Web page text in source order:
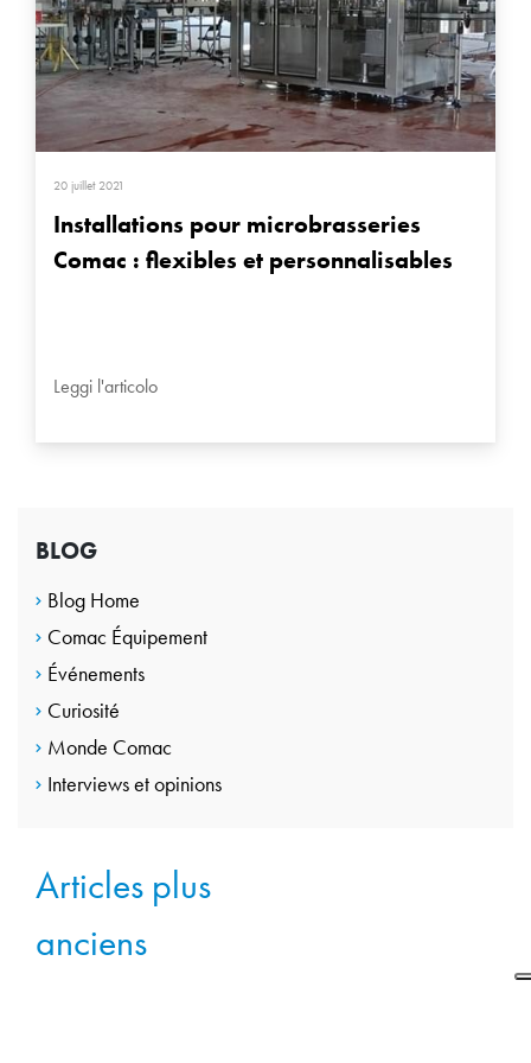
BLOG
Blog Home
Comac Équipement
Événements
Curiosité
Monde Comac
Interviews et opinions
20 juillet 2021
Installations pour microbrasseries
Comac : flexibles et personnalisables
Leggi l'articolo
Navigation
des
articles
Articles plus
anciens